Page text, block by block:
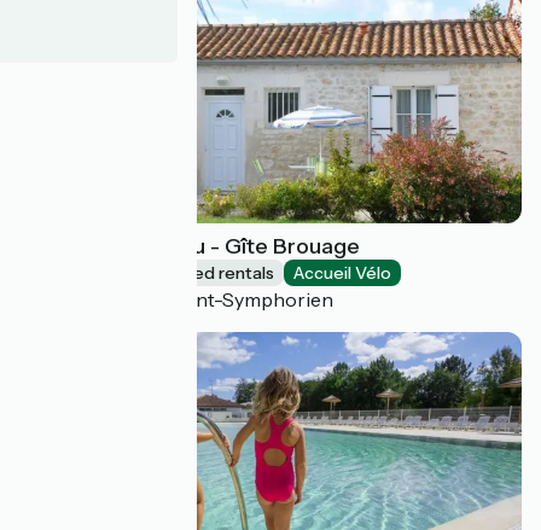
Les Gîtes Beaulieu - Gîte Brouage
Lodgings and furnished rentals Accueil Vélo
La Gripperie-Saint-Symphorien